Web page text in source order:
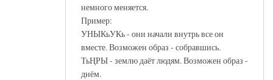
немного меняется.
Пример:
УНЫКьУКь - они начали внутрь все он
вместе. Возможен образ - собравшись.
ТьҢРЫ - землю даёт людям. Возможен образ -
днём.